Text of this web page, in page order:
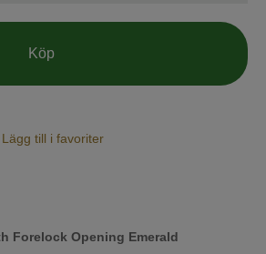
Köp
Lägg till i favoriter
Forelock Opening Emerald